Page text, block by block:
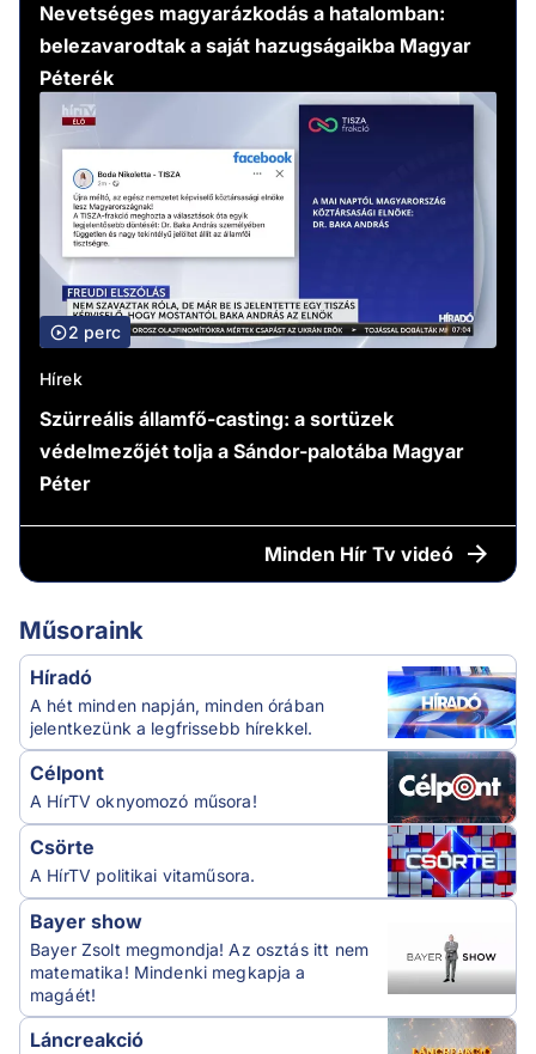
Nevetséges magyarázkodás a hatalomban:
belezavarodtak a saját hazugságaikba Magyar
Péterék
2 perc
Hírek
Szürreális államfő-casting: a sortüzek
védelmezőjét tolja a Sándor-palotába Magyar
Péter
Minden Hír Tv videó
Műsoraink
Híradó
A hét minden napján, minden órában
jelentkezünk a legfrissebb hírekkel.
Célpont
A HírTV oknyomozó műsora!
Csörte
A HírTV politikai vitaműsora.
Bayer show
Bayer Zsolt megmondja! Az osztás itt nem
matematika! Mindenki megkapja a
magáét!
Láncreakció